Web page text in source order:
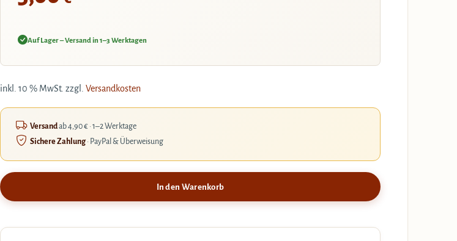
Auf Lager – Versand in 1–3 Werktagen
inkl. 10 % MwSt. zzgl. Versandkosten
Versandab 4,90 € · 1–2 Werktage
Sichere Zahlung· PayPal & Überweisung
In den Warenkorb